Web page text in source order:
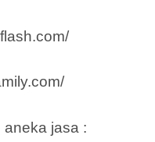
aneka jasa :